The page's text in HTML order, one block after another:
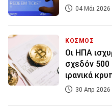
04 Μάι 2026
ΚΟΣΜΟΣ
Οι ΗΠΑ
σχεδόν 500
ιρανικά
30 Απρ 2026